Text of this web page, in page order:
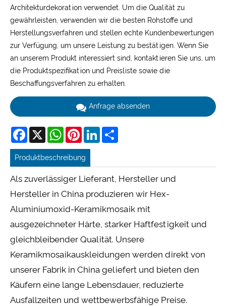
Architekturdekoration verwendet. Um die Qualität zu
gewährleisten, verwenden wir die besten Rohstoffe und
Herstellungsverfahren und stellen echte Kundenbewertungen
zur Verfügung, um unsere Leistung zu bestätigen. Wenn Sie
an unserem Produkt interessiert sind, kontaktieren Sie uns, um
die Produktspezifikation und Preisliste sowie die
Beschaffungsverfahren zu erhalten.
Anfrage absenden
Facebook
X WhatsAppPinterestLinkedIn
Produktbeschreibung
Als zuverlässiger Lieferant, Hersteller und
Hersteller in China produzieren wir Hex-
Aluminiumoxid-Keramikmosaik mit
ausgezeichneter Härte, starker Haftfestigkeit und
gleichbleibender Qualität. Unsere
Keramikmosaikauskleidungen werden direkt von
unserer Fabrik in China geliefert und bieten den
Käufern eine lange Lebensdauer, reduzierte
Ausfallzeiten und wettbewerbsfähige Preise.